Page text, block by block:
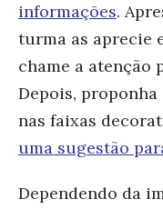
informações.
turma as aprecie
chame a atenção
Depois,
nas faixas
uma sugestão
Dependendo da